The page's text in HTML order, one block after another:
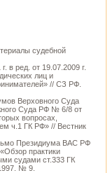
судебной
в ред. от 19.07.2009 г.
лиц и
// СЗ РФ.
Верховного Суда
Суда РФ № 6/8 от
вопросах,
ч.1 ГК РФ» // Вестник
Президиума ВАС РФ
практики
судами ст.333 ГК
№ 9.